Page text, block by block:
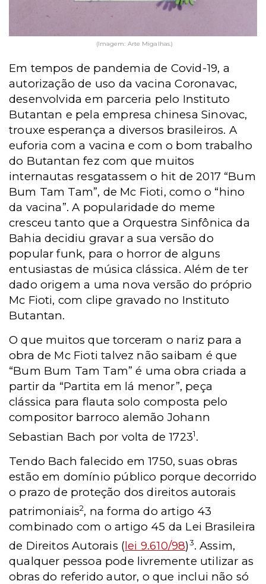
(Imagem: Arte Migalhas.)
Em tempos de pandemia de Covid-19, a
autorização de uso da vacina Coronavac,
desenvolvida em parceria pelo Instituto
Butantan e pela empresa chinesa Sinovac,
trouxe esperança a diversos brasileiros. A
euforia com a vacina e com o bom trabalho
do Butantan fez com que muitos
internautas resgatassem o hit de 2017 “Bum
Bum Tam Tam”, de Mc Fioti, como o “hino
da vacina”. A popularidade do meme
cresceu tanto que a Orquestra Sinfônica da
Bahia decidiu gravar a sua versão do
popular funk, para o horror de alguns
entusiastas de música clássica. Além de ter
dado origem a uma nova versão do próprio
Mc Fioti, com clipe gravado no Instituto
Butantan.
O que muitos que torceram o nariz para a
obra de Mc Fioti talvez não saibam é que
“Bum Bum Tam Tam” é uma obra criada a
partir da “Partita em lá menor”, peça
clássica para flauta solo composta pelo
compositor barroco alemão Johann
Sebastian Bach por volta de 17231.
Tendo Bach falecido em 1750, suas obras
estão em domínio público porque decorrido
o prazo de proteção dos direitos autorais
patrimoniais2, na forma do artigo 43
combinado com o artigo 45 da Lei Brasileira
de Direitos Autorais (lei 9.610/98)3. Assim,
qualquer pessoa pode livremente utilizar as
obras do referido autor, o que inclui não só